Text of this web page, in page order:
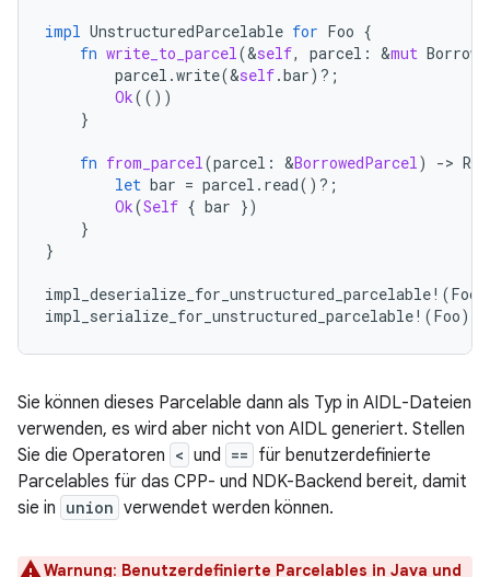
impl UnstructuredParcelable for Foo {
fn write_to_parcel(&self, parcel : &mut
parcel .write(&self.bar) ? ;
Ok(())
}
fn from_parcel(parcel : &BorrowedParcel) ->
let bar = parcel . read() ? ;
Ok(Self { bar })
}
}
impl_deserialize_for_unstructured_parcelable! (Foo
impl_serialize_for_unstructured_parcelable! (Foo);
Sie können dieses Parcelable dann als Typ in AIDL-Dateien
verwenden, es wird aber nicht von AIDL generiert. Stellen
Sie die Operatoren < und == für benutzerdefinierte
Parcelables für das CPP- und NDK-Backend bereit, damit
sie in union verwendet werden können.
Warnung: Benutzerdefinierte Parcelables in Java und